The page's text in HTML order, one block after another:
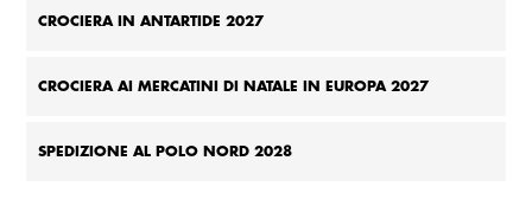
CROCIERA IN ANTARTIDE 2027
CROCIERA AI MERCATINI DI NATALE IN EUROPA 2027
SPEDIZIONE AL POLO NORD 2028